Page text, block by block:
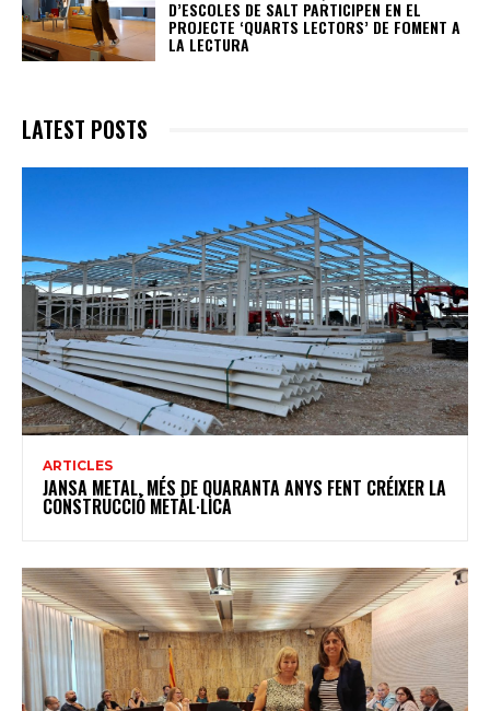
D’ESCOLES DE SALT PARTICIPEN EN EL
PROJECTE ‘QUARTS LECTORS’ DE FOMENT A
LA LECTURA
LATEST POSTS
ARTICLES
JANSA METAL, MÉS DE QUARANTA ANYS FENT CRÉIXER LA
CONSTRUCCIÓ METÀL·LICA